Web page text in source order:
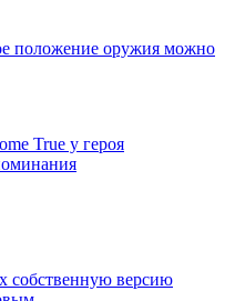
положение оружия можно
True у героя
собственную версию